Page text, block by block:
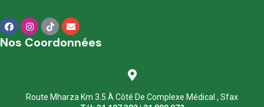
Nos Coordonnées
Route Mharza Km 3.5 À Côté De Complexe Médical , Sfax